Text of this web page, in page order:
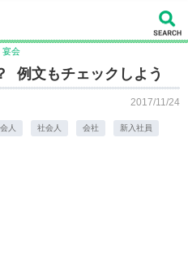
宴会
例文もチェックしよう
2017/11/24
人 社会人 会社 新入社員